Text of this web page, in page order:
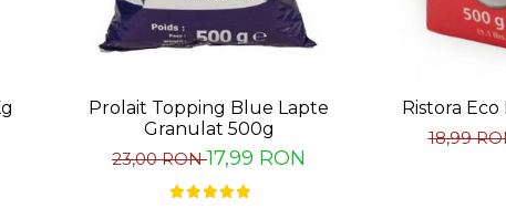
Prolait Topping Blue Lapte
Granulat 500g
23,00 RON17,99 RON
Ristora
18,99